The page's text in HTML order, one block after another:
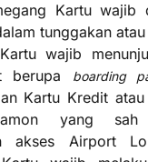
Kartu wajib
tunggakan
wajib
berupa boarding
Kartu Kredit
yang
akses Airport